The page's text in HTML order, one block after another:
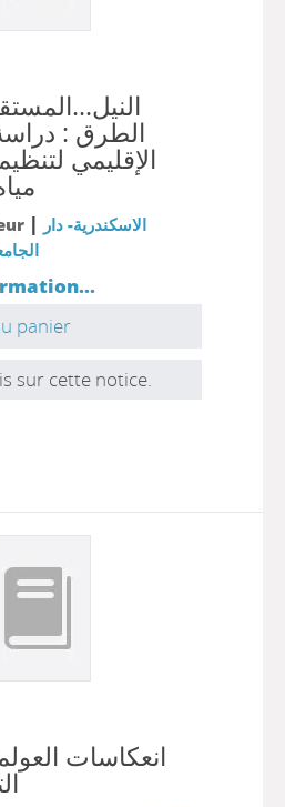
الطرق :
الإقليمي
| الاسكندرية- دار
panier
sur cette notice.
انعكاسات